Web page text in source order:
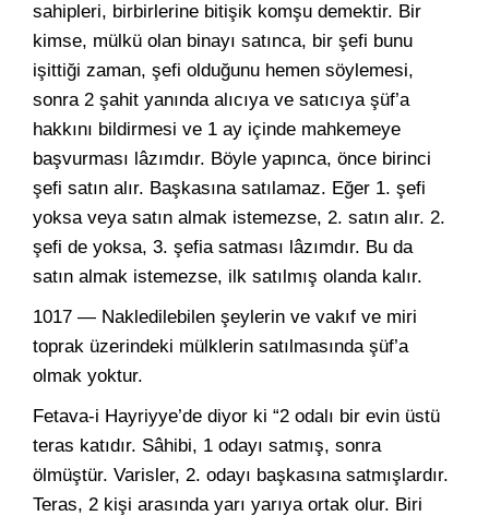
sahipleri, birbirlerine bitişik komşu demektir. Bir
kimse, mülkü olan binayı satınca, bir şefi bunu
işittiği zaman, şefi olduğunu hemen söylemesi,
sonra 2 şahit yanında alıcıya ve satıcıya şüf’a
hakkını bildirmesi ve 1 ay içinde mahkemeye
başvurması lâzımdır. Böyle yapınca, önce birinci
şefi satın alır. Başkasına satılamaz. Eğer 1. şefi
yoksa veya satın almak istemezse, 2. satın alır. 2.
şefi de yoksa, 3. şefia satması lâzımdır. Bu da
satın almak istemezse, ilk satılmış olanda kalır.
1017 — Nakledilebilen şeylerin ve vakıf ve miri
toprak üzerindeki mülklerin satılmasında şüf’a
olmak yoktur.
Fetava-i Hayriyye’de diyor ki “2 odalı bir evin üstü
teras katıdır. Sâhibi, 1 odayı satmış, sonra
ölmüştür. Varisler, 2. odayı başkasına satmışlardır.
Teras, 2 kişi arasında yarı yarıya ortak olur. Biri